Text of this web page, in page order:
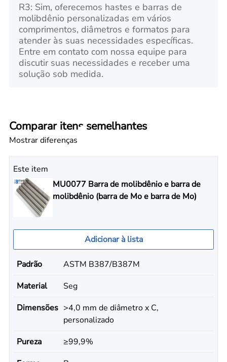
R3: Sim, oferecemos hastes e barras de
molibdênio personalizadas em vários
comprimentos, diâmetros e formatos para
atender às suas necessidades específicas.
Entre em contato com nossa equipe para
discutir suas necessidades e receber uma
solução sob medida.
Comparar itens semelhantes
Mostrar diferenças
Este item
MU0077 Barra de molibdênio e barra de
molibdênio (barra de Mo e barra de Mo)
Adicionar à lista
Padrão
ASTM B387/B387M
Material
Seg
Dimensões >4,0 mm de diâmetro x C,
personalizado
Pureza
≥99,9%